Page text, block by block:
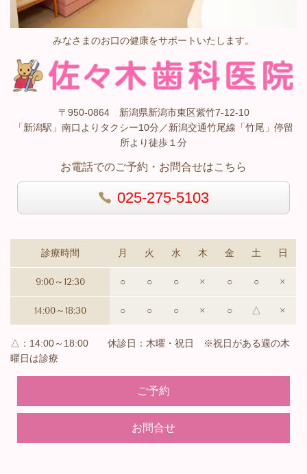
みなさまのお口の健康をサポートいたします。
〒950-0864 新潟県新潟市東区紫竹7-12-10
「新潟駅」南口よりタクシー10分／新潟交通竹尾線「竹尾」停留
所より徒歩１分
お電話でのご予約・お問合せはこちら
025-275-5103
診療時間 月 火 水 木 金 土 日
9:00～12:30 ○ ○ ○ × ○ ○ ×
14:00～18:30 ○ ○ ○ × ○ △ ×
△：14:00～18:00 休診日：木曜・祝日 ※祝日がある週の木
曜日は診療
ご予約
お問合せ